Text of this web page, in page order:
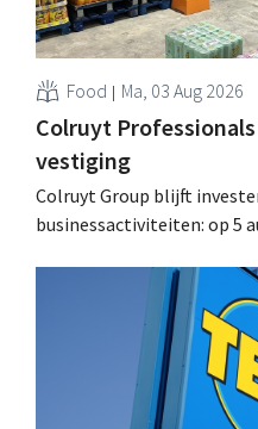
Food Ma, 03 Aug 2026
Colruyt
vestiging
Colruyt Group blijft
businessactiviteiten: op 5
winkelformule die zich